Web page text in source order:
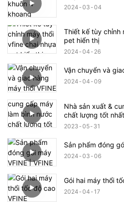
2024 03 04
Thiết kế tùy chỉnh
pet hiển thị
2024 04 26
Vận chuyển và
2024 04 09
Nhà sản xuất &
chất lượng tốt
2023 05 31
Sản phẩm đóng
2024 03 06
Gói hai máy thổi
2024 04 17